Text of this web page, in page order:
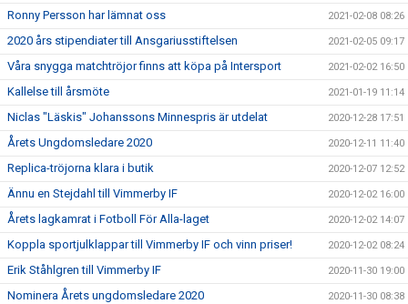
Ronny Persson har lämnat oss 2021-02-08 08:26
2020 års stipendiater till Ansgariusstiftelsen 2021-02-05 09:17
Våra snygga matchtröjor finns att köpa på Intersport 2021-02-02 16:50
Kallelse till årsmöte 2021-01-19 11:14
Niclas "Läskis" Johanssons Minnespris är utdelat 2020-12-28 17:51
Årets Ungdomsledare 2020 2020-12-11 11:40
Replica-tröjorna klara i butik 2020-12-07 12:52
Ännu en Stejdahl till Vimmerby IF 2020-12-02 16:00
Årets lagkamrat i Fotboll För Alla-laget 2020-12-02 14:07
Koppla sportjulklappar till Vimmerby IF och vinn priser! 2020-12-02 08:24
Erik Ståhlgren till Vimmerby IF 2020-11-30 19:00
Nominera Årets ungdomsledare 2020 2020-11-30 08:38